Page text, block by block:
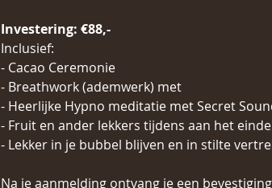
Investering: €88,-
Inclusief:
- Cacao Ceremonie
- Breathwork (ademwerk) met
- Heerlijke Hypno meditatie met Secret
- Fruit en ander lekkers tijdens aan het
- Lekker in je bubbel blijven en in stilte
Na je aanmelding ontvang je een